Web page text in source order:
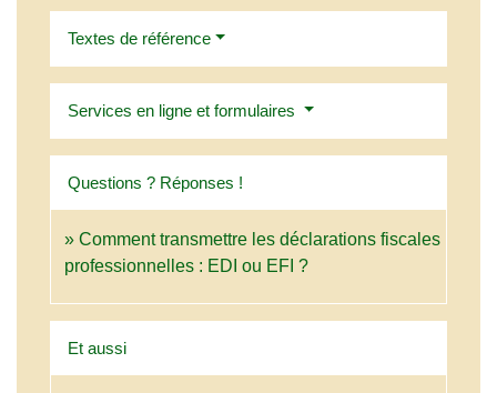
Textes de référence
Services en ligne et formulaires
Questions ? Réponses !
Comment transmettre les déclarations fiscales
professionnelles : EDI ou EFI ?
Et aussi